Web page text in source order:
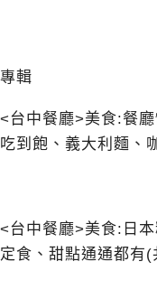
專輯
<台中餐廳>美食:餐
吃到飽、義大利麵、
<台中餐廳>美食:日
定食、甜點通通都有(